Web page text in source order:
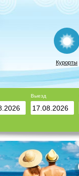
Курорты
Выезд